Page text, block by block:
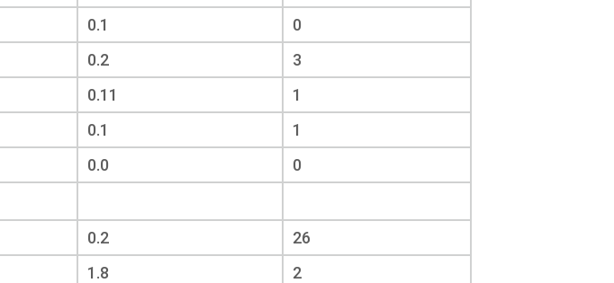
0.1
0
0.2
3
0.11
1
0.1
1
0.0 0
0.2
26
1.8
2